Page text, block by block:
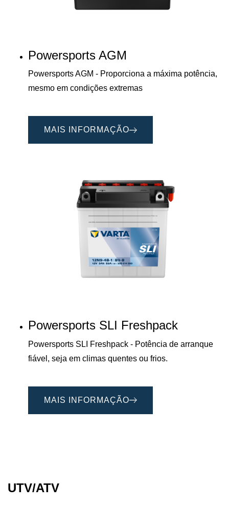
Powersports AGM
Powersports AGM - Proporciona a máxima potência,
mesmo em condições extremas
MAIS INFORMAÇÃO
Powersports SLI Freshpack
Powersports SLI Freshpack - Potência de arranque
fiável, seja em climas quentes ou frios.
MAIS INFORMAÇÃO
UTV/ATV